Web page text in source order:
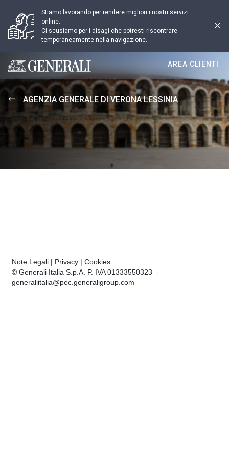
Stiamo lavorando per rendere migliori i nostri servizi
online.
Ci scusiamo per i disagi che potresti riscontrare
temporaneamente nella navigazione.
Generali logo
AREA CLIENTI
AGENZIA GENERALE DI VERONA LESSINIA
Note Legali | Privacy | Cookies
© Generali Italia S.p.A. P. IVA 01333550323 -
generaliitalia@pec.generaligroup.com